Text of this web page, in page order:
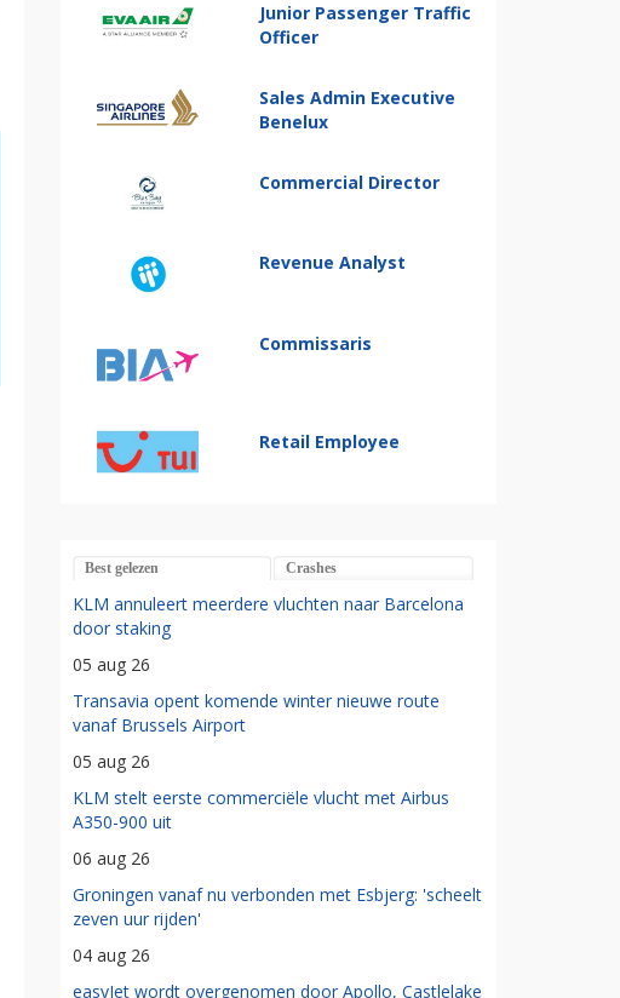
Junior Passenger Traffic
Officer
Sales Admin Executive
Benelux
Commercial Director
Revenue Analyst
Commissaris
Retail Employee
Best gelezen Crashes
KLM annuleert meerdere vluchten naar Barcelona
door staking
05 aug 26
Transavia opent komende winter nieuwe route
vanaf Brussels Airport
05 aug 26
KLM stelt eerste commerciële vlucht met Airbus
A350-900 uit
06 aug 26
Groningen vanaf nu verbonden met Esbjerg: 'scheelt
zeven uur rijden'
04 aug 26
easyJet wordt overgenomen door Apollo, Castlelake